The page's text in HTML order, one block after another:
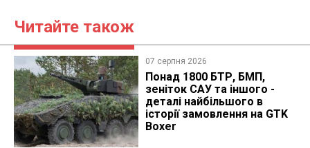
Читайте також
07 серпня 2026
Понад 1800 БТР, БМП,
зеніток САУ та іншого -
деталі найбільшого в
історії замовлення на GTK
Boxer